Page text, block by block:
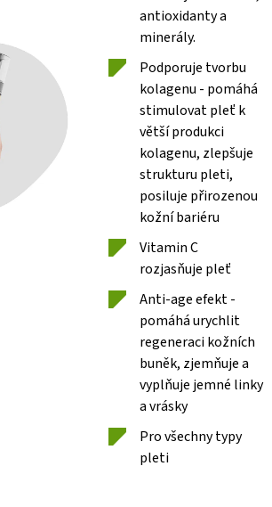
antioxidanty a
minerály.
Podporuje tvorbu
kolagenu - pomáhá
stimulovat pleť k
větší produkci
kolagenu, zlepšuje
strukturu pleti,
posiluje přirozenou
kožní bariéru
Vitamin C
rozjasňuje pleť
Anti-age efekt -
pomáhá urychlit
regeneraci kožních
buněk, zjemňuje a
vyplňuje jemné linky
a vrásky
Pro všechny typy
pleti